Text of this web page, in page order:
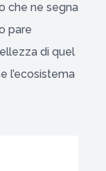
che ne segna
pare
di quel
l’ecosistema